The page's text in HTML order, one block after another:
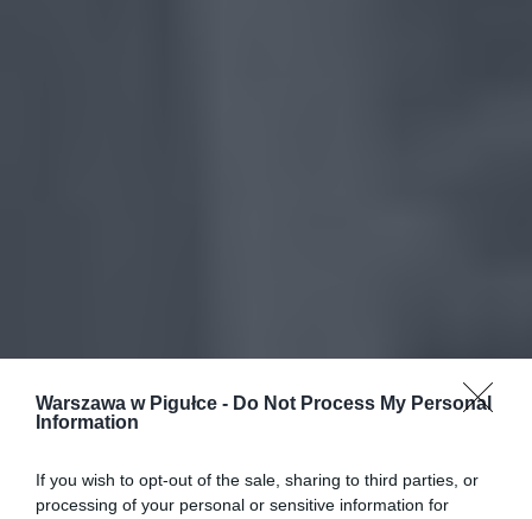
Warszawa w Pigułce - Do Not Process My Personal
Information
If you wish to opt-out of the sale, sharing to third parties, or
processing of your personal or sensitive information for